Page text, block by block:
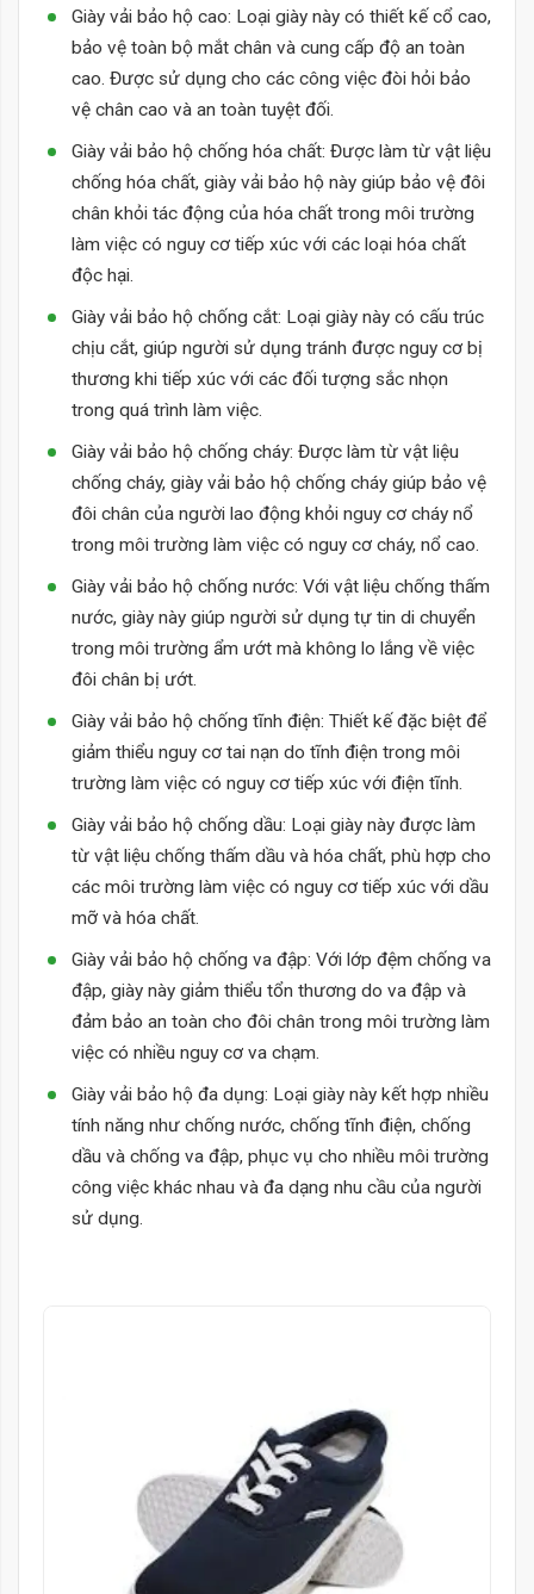
Giày vải bảo hộ cao: Loại giày này có thiết kế cổ cao,
bảo vệ toàn bộ mắt chân và cung cấp độ an toàn
cao. Được sử dụng cho các công việc đòi hỏi bảo
vệ chân cao và an toàn tuyệt đối.
Giày vải bảo hộ chống hóa chất: Được làm từ vật liệu
chống hóa chất, giày vải bảo hộ này giúp bảo vệ đôi
chân khỏi tác động của hóa chất trong môi trường
làm việc có nguy cơ tiếp xúc với các loại hóa chất
độc hại.
Giày vải bảo hộ chống cắt: Loại giày này có cấu trúc
chịu cắt, giúp người sử dụng tránh được nguy cơ bị
thương khi tiếp xúc với các đối tượng sắc nhọn
trong quá trình làm việc.
Giày vải bảo hộ chống cháy: Được làm từ vật liệu
chống cháy, giày vải bảo hộ chống cháy giúp bảo vệ
đôi chân của người lao động khỏi nguy cơ cháy nổ
trong môi trường làm việc có nguy cơ cháy, nổ cao.
Giày vải bảo hộ chống nước: Với vật liệu chống thấm
nước, giày này giúp người sử dụng tự tin di chuyển
trong môi trường ẩm ướt mà không lo lắng về việc
đôi chân bị ướt.
Giày vải bảo hộ chống tĩnh điện: Thiết kế đặc biệt để
giảm thiểu nguy cơ tai nạn do tĩnh điện trong môi
trường làm việc có nguy cơ tiếp xúc với điện tĩnh.
Giày vải bảo hộ chống dầu: Loại giày này được làm
từ vật liệu chống thấm dầu và hóa chất, phù hợp cho
các môi trường làm việc có nguy cơ tiếp xúc với dầu
mỡ và hóa chất.
Giày vải bảo hộ chống va đập: Với lớp đệm chống va
đập, giày này giảm thiểu tổn thương do va đập và
đảm bảo an toàn cho đôi chân trong môi trường làm
việc có nhiều nguy cơ va chạm.
Giày vải bảo hộ đa dụng: Loại giày này kết hợp nhiều
tính năng như chống nước, chống tĩnh điện, chống
dầu và chống va đập, phục vụ cho nhiều môi trường
công việc khác nhau và đa dạng nhu cầu của người
sử dụng.